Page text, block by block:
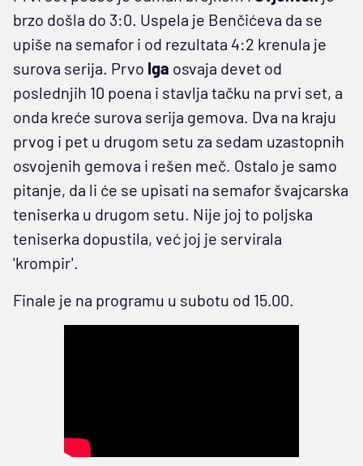
brzo došla do 3:0. Uspela je Benčićeva da se
upiše na semafor i od rezultata 4:2 krenula je
surova serija. Prvo Iga osvaja devet od
poslednjih 10 poena i stavlja tačku na prvi set, a
onda kreće surova serija gemova. Dva na kraju
prvog i pet u drugom setu za sedam uzastopnih
osvojenih gemova i rešen meč. Ostalo je samo
pitanje, da li će se upisati na semafor švajcarska
teniserka u drugom setu. Nije joj to poljska
teniserka dopustila, već joj je servirala
'krompir'.
Finale je na programu u subotu od 15.00.